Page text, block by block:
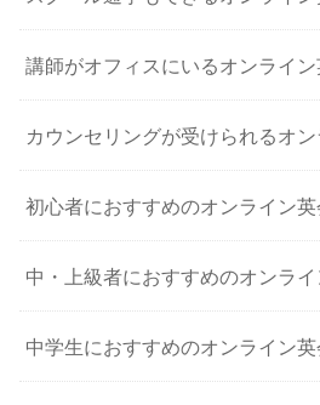
講師がオフィスにいるオンライ
カウンセリングが受けられるオ
初心者におすすめのオンライン
中・上級者におすすめのオンラ
中学生におすすめのオンライン